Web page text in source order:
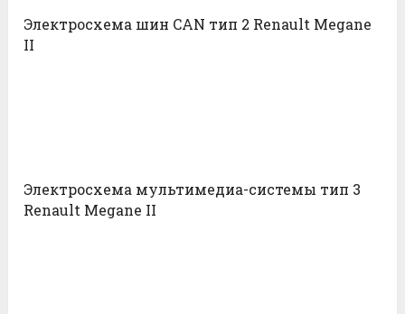
Электросхема шин CAN тип 2 Renault Megane
II
Электросхема мультимедиа-системы тип 3
Renault Megane II